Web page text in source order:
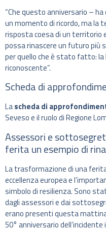
“Che questo anniversario –
un momento di ricordo, ma la
risposta coesa di un territorio
possa rinascere un futuro più
per quello che è stato fatto: la
riconoscente”.
Scheda di
Lascheda di
Seveso e il ruolo di Regione
Assessori e
ferita un esempio di
La trasformazione di una
eccellenza europea e
simbolo di resilienza. Sono
dagli assessori e dai
erano presenti questa
50° anniversario